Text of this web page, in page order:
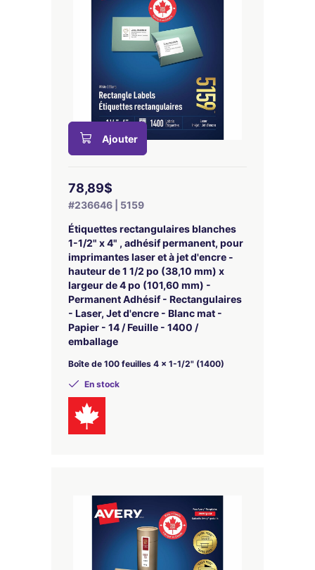
Ajouter
78,89$
#236646 | 5159
Étiquettes rectangulaires blanches
1-1/2" x 4" , adhésif permanent, pour
imprimantes laser et à jet d'encre -
hauteur de 1 1/2 po (38,10 mm) x
largeur de 4 po (101,60 mm) -
Permanent Adhésif - Rectangulaires
- Laser, Jet d'encre - Blanc mat -
Papier - 14 / Feuille - 1400 /
emballage
Boîte de 100 feuilles 4 x 1-1/2" (1400)
En stock